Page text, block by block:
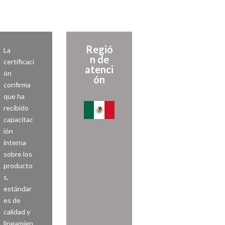
La
certificaci
ón
confirma
que ha
recibido
capacitac
ión
interna
sobre los
producto
s,
estándar
es de
calidad y
lineamien
Regió
n de
atenci
ón